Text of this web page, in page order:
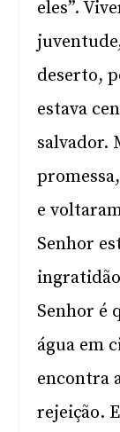
eles”.
deserto,
estava
salvador.
e
Senhor
Senhor é
água em
encontra
rejeição.